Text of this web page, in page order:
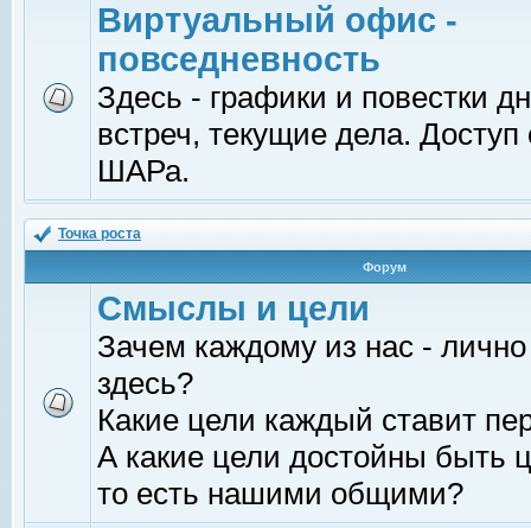
Виртуальный офис -
повседневность
Здесь - графики и повестки
встреч, текущие дела.
ШАРа.
Точка роста
Форум
Смыслы и цели
Зачем каждому из нас -
здесь?
Какие цели каждый ставит
А какие цели достойны быть
то есть нашими общими?